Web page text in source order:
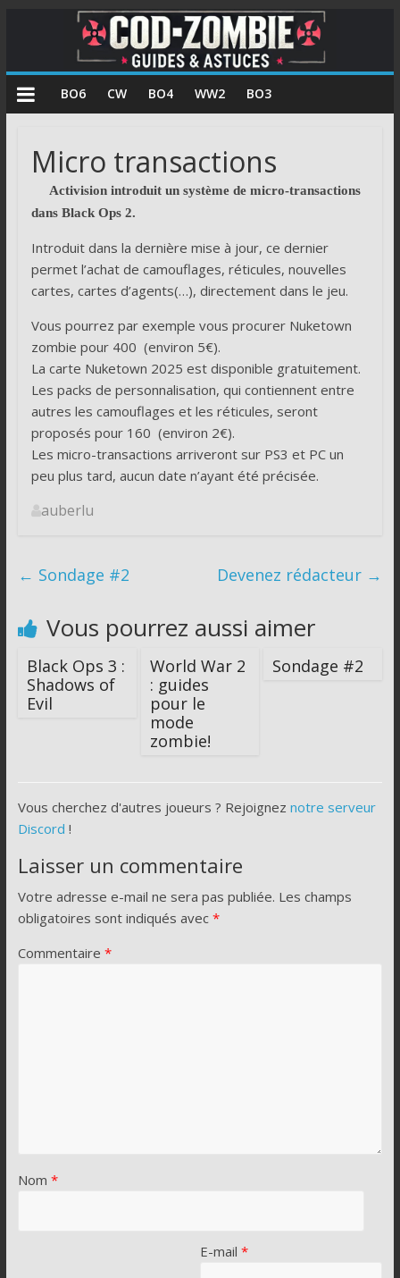
COD
Guides
astuces
mode
zombie
de
Call
Duty
BO6 CW BO4 WW2 BO3
Micro transactions
Activision introduit un système de micro-transactions
dans Black Ops 2.
Introduit dans la dernière mise à jour, ce dernier
permet l’achat de camouflages, réticules, nouvelles
cartes, cartes d’agents(…), directement dans le jeu.
Vous pourrez par exemple vous procurer Nuketown
zombie pour 400 (environ 5€).
La carte Nuketown 2025 est disponible gratuitement.
Les packs de personnalisation, qui contiennent entre
autres les camouflages et les réticules, seront
proposés pour 160 (environ 2€).
Les micro-transactions arriveront sur PS3 et PC un
peu plus tard, aucun date n’ayant été précisée.
auberlu
← Sondage #2 Devenez rédacteur →
Vous pourrez aussi aimer
Black Ops 3 :
Shadows of
Evil
World War 2
: guides
pour le
mode
zombie!
Sondage #2
Vous cherchez d'autres joueurs ? Rejoignez notre serveur
Discord !
Laisser un commentaire
Votre adresse e-mail ne sera pas publiée. Les champs
obligatoires sont indiqués avec *
Commentaire *
Nom *
E-mail *